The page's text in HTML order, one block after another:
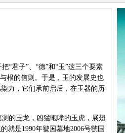
“君子”、“德”和“玉”这三个要素
根的信则。于是，玉的发展史也
力，它们承前启后，在玉器的历
的玉龙，凶猛咆哮的玉虎，展翅
就是1990年虢国墓地2006号虢国